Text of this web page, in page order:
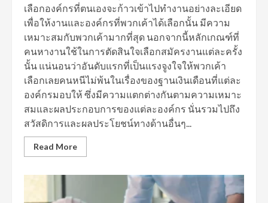
เลือกองค์กรที่ตนเองจะก้าวเข้าไปทำงานอย่างละเอียด
เพื่อให้งานและองค์กรที่พวกเค้าได้เลือกนั้น มีความ
เหมาะสมกับพวกเค้ามากที่สุด นอกจากนี้หลักเกณฑ์ที่
คนหางานใช้ในการตัดสินใจเลือกสมัครงานแต่ละครั้ง
นั้น แน่นอนว่าอันดับแรกที่เป็นแรงจูงใจให้พวกเค้า
เลือกเลยคนหนีไม่พ้นในเรื่องของฐานเงินเดือนที่แต่ละ
องค์กรมอบให้ ซึ่งมีความแตกต่างกันตามความเหมาะ
สมและผลประกอบการของแต่ละองค์กร นั่นรวมไปถึง
สวัสดิการและผลประโยชน์ทางด้านอื่นๆ...
Read More